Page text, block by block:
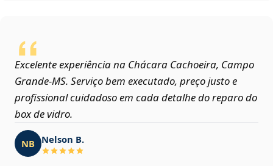
Excelente experiência na Chácara Cachoeira, Campo
Grande‑MS. Serviço bem executado, preço justo e
profissional cuidadoso em cada detalhe do reparo do
box de vidro.
NB Nelson B.